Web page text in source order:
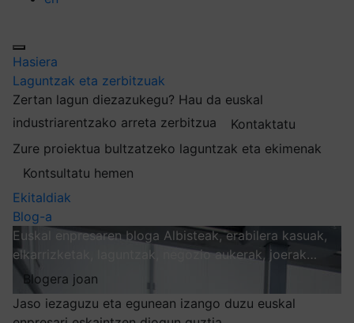
Hasiera
Laguntzak eta zerbitzuak
Zertan lagun diezazukegu? Hau da euskal
industriarentzako arreta zerbitzua
Kontaktatu
Zure proiektua bultzatzeko laguntzak eta ekimenak
Kontsultatu hemen
Ekitaldiak
Blog-a
Euskal enpresaren bloga Albisteak, erabilera kasuak,
elkarrizketak, laguntzak, negozio aukerak, joerak…
Blogera joan
Jaso iezaguzu eta egunean izango duzu euskal